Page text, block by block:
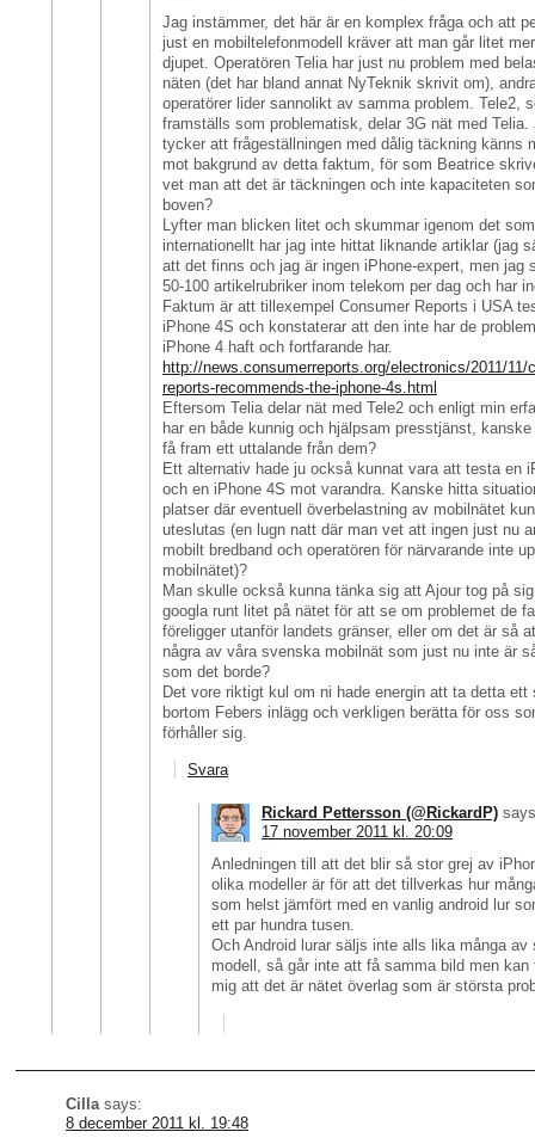
Jag instämmer, det här är en komplex fråga och att
just en mobiltelefonmodell kräver att man går litet
djupet. Operatören Telia har just nu problem med
näten (det har bland annat NyTeknik skrivit om),
operatörer lider sannolikt av samma problem. Tele2,
framställs som problematisk, delar 3G nät med Telia.
tycker att frågeställningen med dålig täckning känns
mot bakgrund av detta faktum, för som Beatrice
vet man att det är täckningen och inte kapaciteten
boven?
Lyfter man blicken litet och skummar igenom det
internationellt har jag inte hittat liknande artiklar (jag
att det finns och jag är ingen iPhone-expert, men jag
50-100 artikelrubriker inom telekom per dag och har
Faktum är att tillexempel Consumer Reports i USA
iPhone 4S och konstaterar att den inte har de
iPhone 4 haft och fortfarande har.
http://news.consumerreports.org/electronics/2011/11/
reports-recommends-the-iphone-4s.html
Eftersom Telia delar nät med Tele2 och enligt min
har en både kunnig och hjälpsam presstjänst, kanske
få fram ett uttalande från dem?
Ett alternativ hade ju också kunnat vara att testa en
och en iPhone 4S mot varandra. Kanske hitta
platser där eventuell överbelastning av mobilnätet
uteslutas (en lugn natt där man vet att ingen just nu
mobilt bredband och operatören för närvarande inte
mobilnätet)?
Man skulle också kunna tänka sig att Ajour tog på
googla runt litet på nätet för att se om problemet de
föreligger utanför landets gränser, eller om det är så
några av våra svenska mobilnät som just nu inte är
som det borde?
Det vore riktigt kul om ni hade energin att ta detta ett
bortom Febers inlägg och verkligen berätta för oss
förhåller sig.
Svara
Rickard Pettersson (@RickardP)
17 november 2011 kl. 20:09
Anledningen till att det blir så stor grej av
olika modeller är för att det tillverkas hur
som helst jämfört med en vanlig android lur
ett par hundra tusen.
Och Android lurar säljs inte alls lika många av
modell, så går inte att få samma bild men kan
mig att det är nätet överlag som är största
Cilla says:
8 december 2011 kl. 19:48